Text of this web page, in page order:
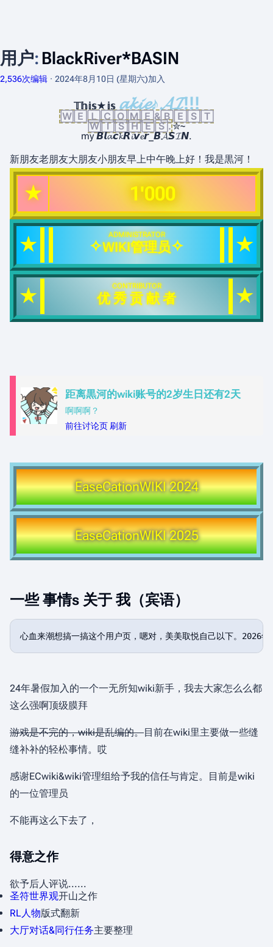
用户: BlackRiver*BASIN
2,536次编辑 2024年8月10日 (星期六)加入
𝕋𝕙𝕚𝕤★𝕚𝕤 𝓪𝓴𝓲𝓮♪𝓐𝓘!!!
🅆🄴🄻🄲🄾🄼🄴&🄱🄴🅂🅃
🅆🄸🅂🄷🄴🅂.✮~
my 𝘽𝙡𝓪𝙘𝓴𝙍𝓲𝙫𝓮𝙧_𝘽𝓐𝙎𝓘𝙉.
新朋友老朋友大朋友小朋友早上中午晚上好！我是黒河！
★ 1'000
★ ★
✧WIKI管理员
ADMINISTRATOR
✧
★ ★
优 秀 贡 献 者
CONTRIBUTOR
距离黒河的wiki账号的2岁生日还有2天
啊啊啊？
前往讨论页 刷新
EaseCationWIKI2024
EaseCationWIKI2025
一些 事情s 关于 我（宾语）
24年暑假加入的一个一无所知wiki新手，我去大家怎么么都
这么强啊顶级膜拜
游戏是不完的，wiki是乱编的。目前在wiki里主要做一些缝
缝补补的轻松事情。哎
感谢ECwiki&wiki管理组给予我的信任与肯定。目前是wiki
的一位管理员
不能再这么下去了，
得意之作
欲予后人评说......
圣符世界观开山之作
RL人物版式翻新
大厅对话&同行任务主要整理